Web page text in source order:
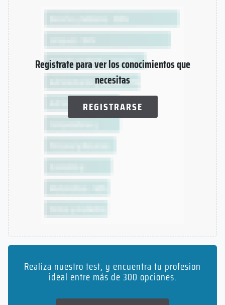
Registrate para ver los conocimientos que
necesitas
REGISTRARSE
Realiza nuestro test, y encuentra tu profesion
ideal entre más de 300 opciones.